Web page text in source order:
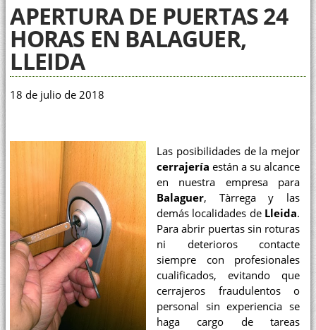
APERTURA DE PUERTAS 24
HORAS EN BALAGUER,
LLEIDA
18 de julio de 2018
Las posibilidades de la mejor
cerrajería están a su alcance
en nuestra empresa para
Balaguer, Tàrrega y las
demás localidades de Lleida.
Para abrir puertas sin roturas
ni deterioros contacte
siempre con profesionales
cualificados, evitando que
cerrajeros fraudulentos o
personal sin experiencia se
haga cargo de tareas